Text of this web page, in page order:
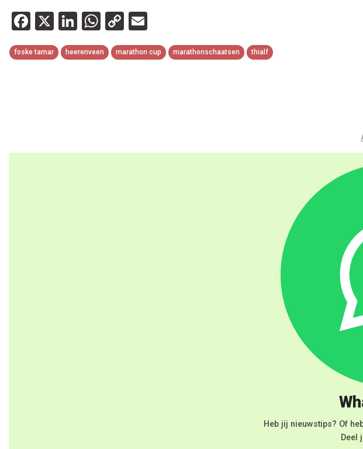
Facebook
X LinkedIn
WhatsApp
Copy
Link
foske tamar heerenveen marathon cup marathonschaatsen thialf
Heb jij nieuwstips? Of
Deel